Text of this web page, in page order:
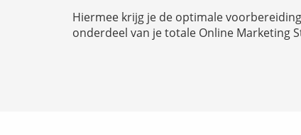
Hiermee krijg je de optimale
onderdeel van je totale Online Marketing